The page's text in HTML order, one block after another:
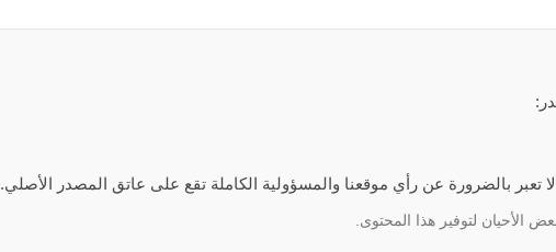
لا تعبر بالضرورة عن رأي موقعنا والمسؤولية الكاملة تقع على عاتق المصدر الأصلي.
الأحيان لتوفير هذا المحتوى.